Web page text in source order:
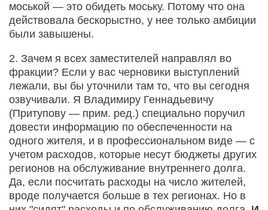
моськой — это обидеть моську. Потому что она
действовала бескорыстно, у нее только амбиции
были завышены.
2. Зачем я всех заместителей направлял во
фракции? Если у вас черновики выступлений
лежали, вы бы уточнили там то, что вы сегодня
озвучивали. Я Владимиру Геннадьевичу
(Притупову — прим. ред.) специально поручил
довести информацию по обеспеченности на
одного жителя, и в профессиональном виде — с
учетом расходов, которые несут бюджеты других
регионов на обслуживание внутреннего долга.
Да, если посчитать расходы на число жителей,
вроде получается больше в тех регионах. Но в